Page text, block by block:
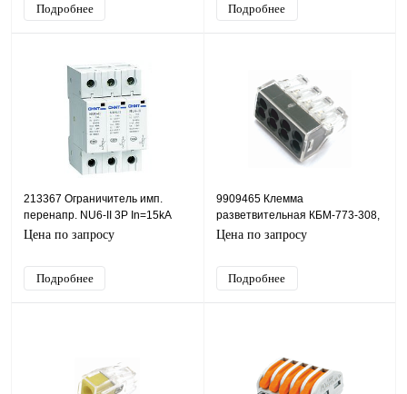
Подробнее Подробнее
213367 Ограничитель имп.
перенапр. NU6-II 3Р In=15kA
Uc=385B Im=40kA (CHINT)
Цена по запросу
Подробнее
9909465 Клемма
разветвительная КБМ-773-308,
1,0-2,5 мм2, серый
Цена по запросу
Подробнее